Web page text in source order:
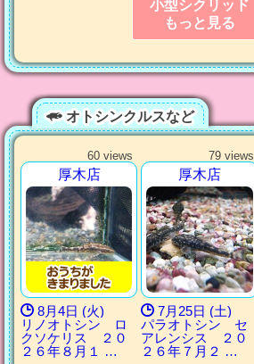
小型シクリッド
もっと見る
オトシンクルスなど
60 views
厚木店
8月4日 (火)
リノオトシン ロ
クソケリス ２０
２６年８月１ …
79 views
厚木店
7月25日 (土)
パラオトシン セ
アレンシス ２０
２６年７月２ …